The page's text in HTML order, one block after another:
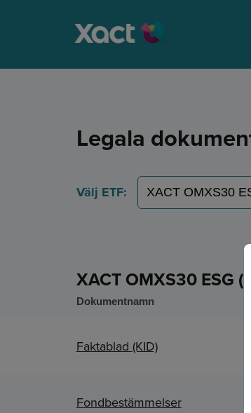
Legala
Välj ETF:
XACT OMXS30 ESG
Dokumentnamn
Faktablad (KID)
Fondbestämmelser